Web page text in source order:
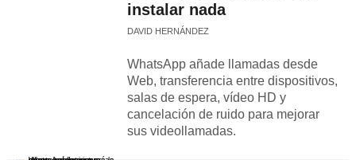
instalar nada
DAVID HERNÁNDEZ
WhatsApp añade llamadas desde
Web, transferencia entre dispositivos,
salas de espera, vídeo HD y
cancelación de ruido para mejorar
sus videollamadas.